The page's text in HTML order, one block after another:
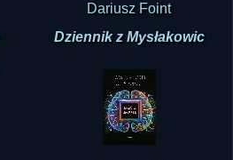
Dariusz Foint
Dziennik z Mysłakowic